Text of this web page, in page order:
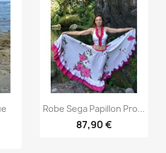
 Aperçu rapide
Robe Sega Papillon Pro...
87,90 €